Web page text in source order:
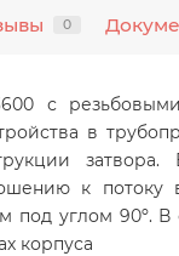
0
с
в
к потоку
под углом 90º.
корпуса